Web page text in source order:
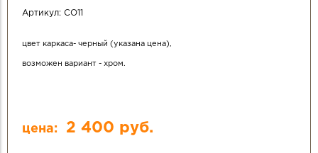
Артикул: СО11
цвет каркаса- черный (указана цена),
возможен вариант - хром.
цена: 2 400 руб.